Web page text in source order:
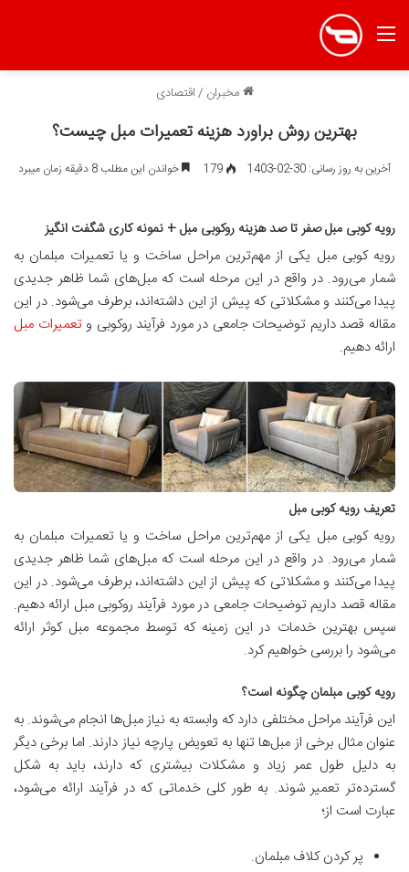
منو
مخبران /اقتصادی
بهترین روش براورد هزینه تعمیرات مبل چیست؟
آخرین به روز رسانی: 30-02-1403 179 خواندن این مطلب 8 دقیقه زمان میبرد
رویه کوبی مبل صفر تا صد هزینه روکوبی مبل + نمونه کاری شگفت انگیز
رویه کوبی مبل یکی از مهم‌ترین مراحل ساخت و یا تعمیرات مبلمان به
شمار می‌رود. در واقع در این مرحله است که مبل‌های شما ظاهر جدیدی
پیدا می‌کنند و مشکلاتی که پیش از این داشته‌اند، برطرف می‌شود. در این
مقاله قصد داریم توضیحات جامعی در مورد فرآیند روکوبی و تعمیرات مبل
ارائه دهیم.
تعریف رویه کوبی مبل
رویه کوبی مبل یکی از مهم‌ترین مراحل ساخت و یا تعمیرات مبلمان به
شمار می‌رود. در واقع در این مرحله است که مبل‌های شما ظاهر جدیدی
پیدا می‌کنند و مشکلاتی که پیش از این داشته‌اند، برطرف می‌شود. در این
مقاله قصد داریم توضیحات جامعی در مورد فرآیند روکوبی مبل ارائه دهیم.
سپس بهترین خدمات در این زمینه که توسط مجموعه مبل کوثر ارائه
می‌شود را بررسی خواهیم کرد.
رویه کوبی مبلمان چگونه است؟
این فرآیند مراحل مختلفی دارد که وابسته به نیاز مبل‌ها انجام می‌شوند. به
عنوان مثال برخی از مبل‌ها تنها به تعویض پارچه نیاز دارند. اما برخی دیگر
به دلیل طول عمر زیاد و مشکلات بیشتری که دارند، باید به شکل
گسترده‌تر تعمیر شوند. به طور کلی خدماتی که در فرآیند ارائه می‌شود،
عبارت است از؛
پر کردن کلاف مبلمان.